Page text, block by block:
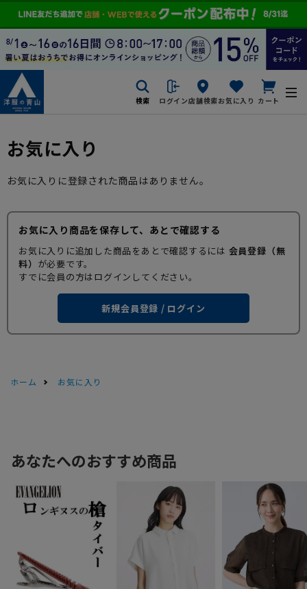
検索 ログイン店舗検索お気に入り カート
お気に入り
お気に入りに登録された商品はありません。
お気に入り商品を保存して、あとで確認する
お気に入りに追加した商品をあとで確認するには 会員登録（無
料） が必要です。
すでに会員の方はログインしてください。
新規会員登録 / ログイン
ホーム お気に入り